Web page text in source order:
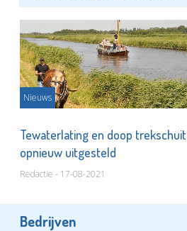
Nieuws
Tewaterlating en doop trekschuit
opnieuw uitgesteld
Redactie - 17-08-2021
Bedrijven